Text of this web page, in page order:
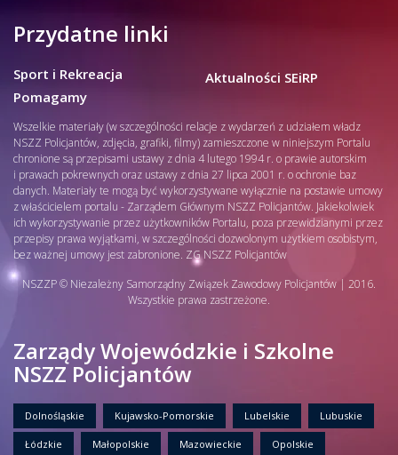
Przydatne linki
Sport i Rekreacja
Pomagamy
Aktualności SEiRP
Wszelkie materiały (w szczególności relacje z wydarzeń z udziałem władz
NSZZ Policjantów, zdjęcia, grafiki, filmy) zamieszczone w niniejszym Portalu
chronione są przepisami ustawy z dnia 4 lutego 1994 r. o prawie autorskim
i prawach pokrewnych oraz ustawy z dnia 27 lipca 2001 r. o ochronie baz
danych. Materiały te mogą być wykorzystywane wyłącznie na postawie umowy
z właścicielem portalu - Zarządem Głównym NSZZ Policjantów. Jakiekolwiek
ich wykorzystywanie przez użytkowników Portalu, poza przewidzianymi przez
przepisy prawa wyjątkami, w szczególności dozwolonym użytkiem osobistym,
bez ważnej umowy jest zabronione. ZG NSZZ Policjantów
NSZZP © Niezależny Samorządny Związek Zawodowy Policjantów | 2016.
Wszystkie prawa zastrzeżone.
Zarządy Wojewódzkie i Szkolne
NSZZ Policjantów
Dolnośląskie Kujawsko-Pomorskie Lubelskie Lubuskie
Łódzkie Małopolskie Mazowieckie Opolskie